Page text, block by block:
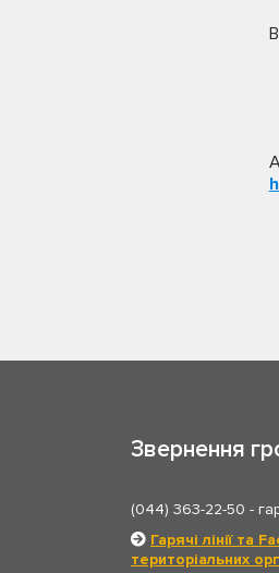
Звернення
(044) 363-22-50 -
Гарячі лінії та
територіальних